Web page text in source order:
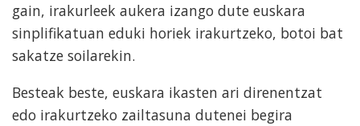
gain, irakurleek aukera izango dute euskara
sinplifikatuan eduki horiek irakurtzeko, botoi bat
sakatze soilarekin.
Besteak beste, euskara ikasten ari direnentzat
edo irakurtzeko zailtasuna dutenei begira